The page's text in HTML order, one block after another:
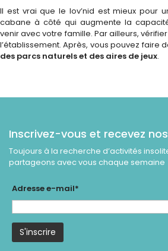
Il est vrai que le lov’nid est mieux pour
cabane à côté qui augmente la
venir avec votre famille. Par ailleurs,
l’établissement. Après, vous pouvez faire
des parcs naturels et des aires de jeux.
Inscrivez-vous et recevez
Toujours à la recherche d’activités
partageons avec vous chaque semaine
Adresse e-mail*